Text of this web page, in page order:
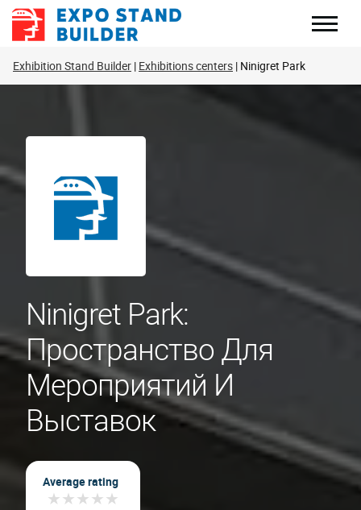
Перейти
Exhibition Stand Builder Exhibitions centers Ninigret Park
Ninigret Park:
Пространство Для
Мероприятий И
Выставок
Average rating
★★★★★
★★★★★